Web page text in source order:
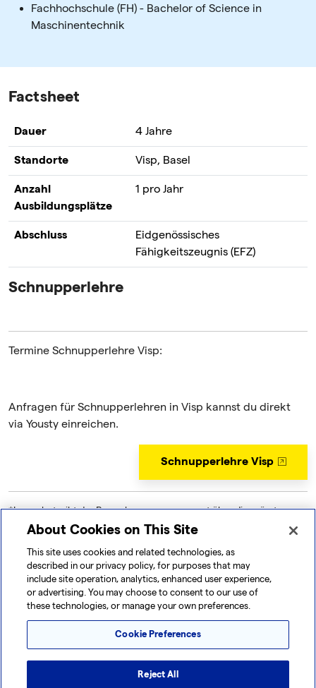
Fachhochschule (FH) - Bachelor of Science in
Maschinentechnik
Factsheet
Dauer 4 Jahre
Standorte Visp, Basel
Anzahl
Ausbildungsplätze
1 pro Jahr
Abschluss
Eidgenössisches
Fähigkeitszeugnis (EFZ)
Schnupperlehre
Termine Schnupperlehre Visp:
Anfragen für Schnupperlehren in Visp kannst du direkt
via Yousty einreichen.
Schnupperlehre Visp
*Lonza betreibt das Bewerbungsmanagement über die grösste
Schweizer Lehrstellenplattform Yousty. Darum erhältst du das erste
DU MÖCHTEST DICH FÜR DIE
LEHRSTELLE BEWERBEN?
About Cookies on This Site
This site uses cookies and related technologies, as
described in our privacy policy, for purposes that may
include site operation, analytics, enhanced user experience,
or advertising. You may choose to consent to our use of
these technologies, or manage your own preferences.
Cookie Preferences
Reject All